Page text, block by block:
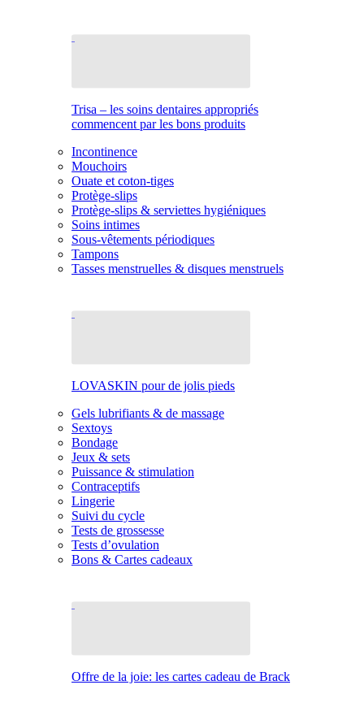
Trisa – les soins dentaires appropriés
commencent par les bons produits
Incontinence
Mouchoirs
Ouate et coton-tiges
Protège-slips
Protège-slips & serviettes hygiéniques
Soins intimes
Sous-vêtements périodiques
Tampons
Tasses menstruelles & disques menstruels
LOVASKIN pour de jolis pieds
Gels lubrifiants & de massage
Sextoys
Bondage
Jeux & sets
Puissance & stimulation
Contraceptifs
Lingerie
Suivi du cycle
Tests de grossesse
Tests d’ovulation
Bons & Cartes cadeaux
Offre de la joie: les cartes cadeau de Brack